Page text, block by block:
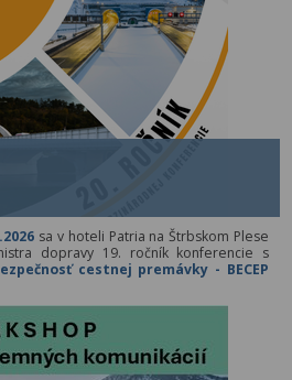
sa v hoteli Patria na Štrbskom Plese
dopravy 19. ročník konferencie s
cestnej premávky - BECEP